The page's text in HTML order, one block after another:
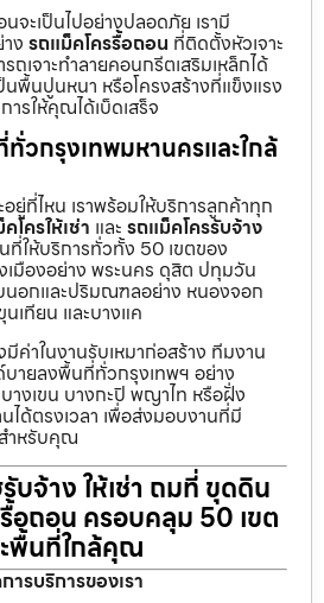
จะเป็นไปอย่างปลอดภัย เรามี
ง รถแม็คโครรื้อถอน ที่ติดตั้งหัวเจาะ
ถเจาะทำลายคอนกรีตเสริมเหล็กได้
นพื้นปูนหนา หรือโครงสร้างที่แข็งแรง
ารให้คุณได้เบ็ดเสร็จ
วกรุงเทพมหานครและใกล้
ยู่ที่ไหน เราพร้อมให้บริการลูกค้าทุก
โครให้เช่า และ รถแม็คโครรับจ้าง
ที่ให้บริการทั่วทั้ง 50 เขตของ
เมืองอย่าง พระนคร ดุสิต ปทุมวัน
อกและปริมณฑลอย่าง หนองจอก
เทียน และบางแค
งมีค่าในงานรับเหมาก่อสร้าง ทีมงาน
ายลงพื้นที่ทั่วกรุงเทพฯ อย่าง
บางเขน บางกะปิ พญาไท หรือฝั่ง
ได้ตรงเวลา เพื่อส่งมอบงานที่มี
ำหรับคุณ
บจ้าง ให้เช่า ถมที่ ขุดดิน
อถอน ครอบคลุม 50 เขต
พื้นที่ใกล้คุณ
ารบริการของเรา